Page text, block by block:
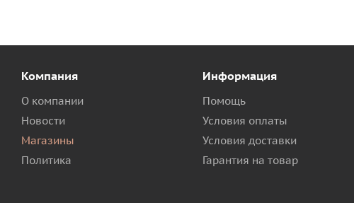
Компания
О компании
Новости
Магазины
Политика
Информация
Помощь
Условия оплаты
Условия доставки
Гарантия на товар